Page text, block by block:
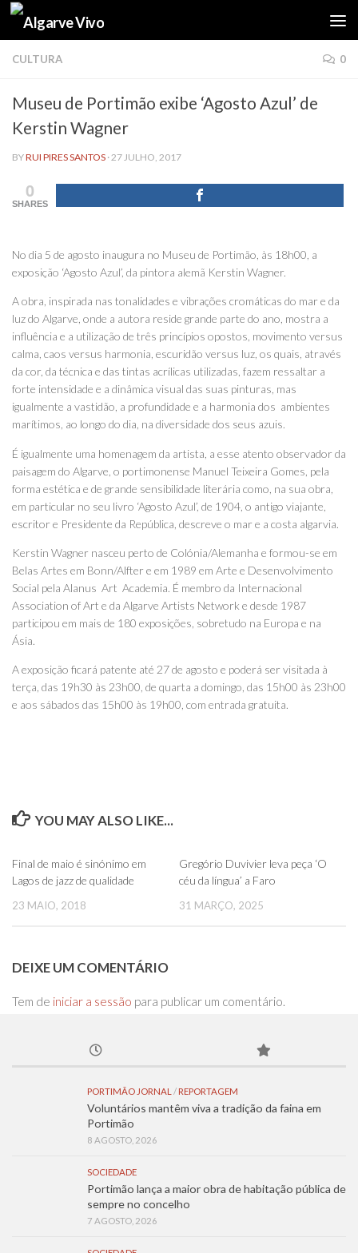
Skip to content
CULTURA 0
Museu de Portimão exibe ‘Agosto Azul’ de
Kerstin Wagner
BYRUI PIRES SANTOS ·27 JULHO, 2017
0
SHARES
No dia 5 de agosto inaugura no Museu de Portimão, às 18h00, a
exposição ‘Agosto Azul’, da pintora alemã Kerstin Wagner.
A obra, inspirada nas tonalidades e vibrações cromáticas do mar e da
luz do Algarve, onde a autora reside grande parte do ano, mostra a
influência e a utilização de três princípios opostos, movimento versus
calma, caos versus harmonia, escuridão versus luz, os quais, através
da cor, da técnica e das tintas acrílicas utilizadas, fazem ressaltar a
forte intensidade e a dinâmica visual das suas pinturas, mas
igualmente a vastidão, a profundidade e a harmonia dos ambientes
marítimos, ao longo do dia, na diversidade dos seus azuis.
É igualmente uma homenagem da artista, a esse atento observador da
paisagem do Algarve, o portimonense Manuel Teixeira Gomes, pela
forma estética e de grande sensibilidade literária como, na sua obra,
em particular no seu livro ‘Agosto Azul’, de 1904, o antigo viajante,
escritor e Presidente da República, descreve o mar e a costa algarvia.
Kerstin Wagner nasceu perto de Colónia/Alemanha e formou-se em
Belas Artes em Bonn/Alfter e em 1989 em Arte e Desenvolvimento
Social pela Alanus Art Academia. É membro da Internacional
Association of Art e da Algarve Artists Network e desde 1987
participou em mais de 180 exposições, sobretudo na Europa e na
Ásia.
A exposição ficará patente até 27 de agosto e poderá ser visitada à
terça, das 19h30 às 23h00, de quarta a domingo, das 15h00 às 23h00
e aos sábados das 15h00 às 19h00, com entrada gratuita.
YOU MAY ALSO LIKE...
Final de maio é sinónimo em
Lagos de jazz de qualidade
23 MAIO, 2018
Gregório Duvivier leva peça ‘O
céu da língua’ a Faro
31 MARÇO, 2025
DEIXE UM COMENTÁRIO
Tem de iniciar a sessão para publicar um comentário.
PORTIMÃO JORNAL / REPORTAGEM
Voluntários mantêm viva a tradição da faina em
Portimão
8 AGOSTO, 2026
SOCIEDADE
Portimão lança a maior obra de habitação pública de
sempre no concelho
7 AGOSTO, 2026